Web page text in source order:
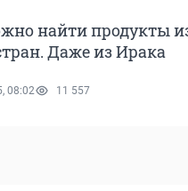
найти продукты
Даже из Ирака
08:02 11 557